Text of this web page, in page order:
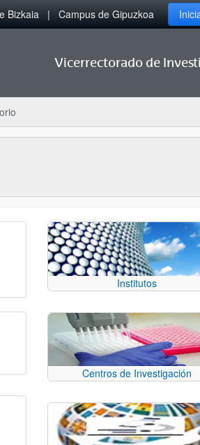
Bizkaia Campus de Gipuzkoa
Vicerrectorado de
Institutos
Centros de Investigación